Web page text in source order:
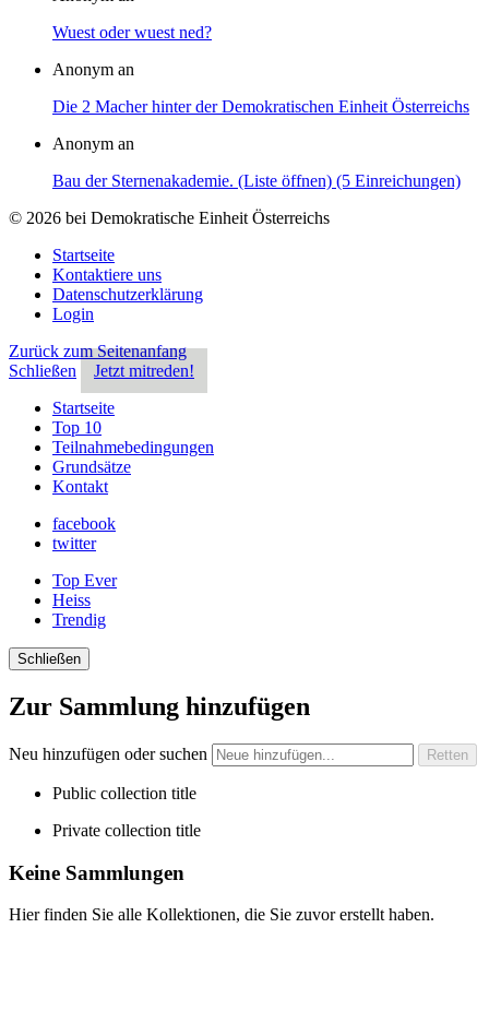
Wuest oder wuest ned?
Anonym an
Die 2 Macher hinter der Demokratischen Einheit Österreichs
Anonym an
Bau der Sternenakademie. (Liste öffnen) (5 Einreichungen)
© 2026 bei Demokratische Einheit Österreichs
Startseite
Kontaktiere uns
Datenschutzerklärung
Login
Zurück zum Seitenanfang
Schließen
Jetzt mitreden!
Startseite
Top 10
Teilnahmebedingungen
Grundsätze
Kontakt
facebook
twitter
Top Ever
Heiss
Trendig
Schließen
Zur Sammlung hinzufügen
Neu hinzufügen oder suchen
Public collection title
Private collection title
Keine Sammlungen
Hier finden Sie alle Kollektionen, die Sie zuvor erstellt haben.